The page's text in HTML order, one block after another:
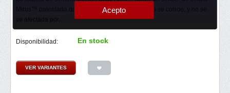
Mirus™ patentada que esta totalmente sellada, no se corroe, y no se
Disponibilidad: En stock
VER VARIANTES
Acepto